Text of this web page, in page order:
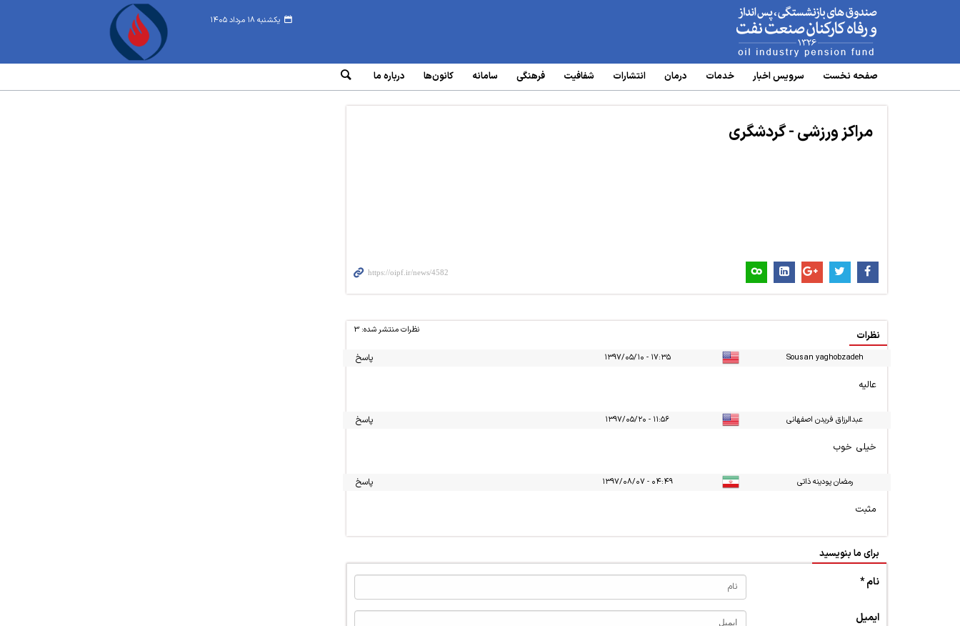
یکشنبه ۱۸ مرداد ۱۴۰۵ www.oipf.ir
صفحه نخست سرویس‌ اخبار خدمات درمان انتشارات شفافیت فرهنگی سامانه‌ کانون‌ها درباره ما
مراکز ورزشی - گردشگری
نظرات نظرات منتشر شده: 3
Sousan yaghobzadeh ۱۷:۳۵ - ۱۳۹۷/۰۵/۱۰ پاسخ
عاليه
عبدالرزاق فریدن اصفهانی ۱۱:۵۶ - ۱۳۹۷/۰۵/۲۰ پاسخ
خیلی خوب
رمضان پودینه ذاتی ۰۴:۴۹ - ۱۳۹۷/۰۸/۰۷ پاسخ
مثبت
برای ما بنویسید
نام *
ایمیل